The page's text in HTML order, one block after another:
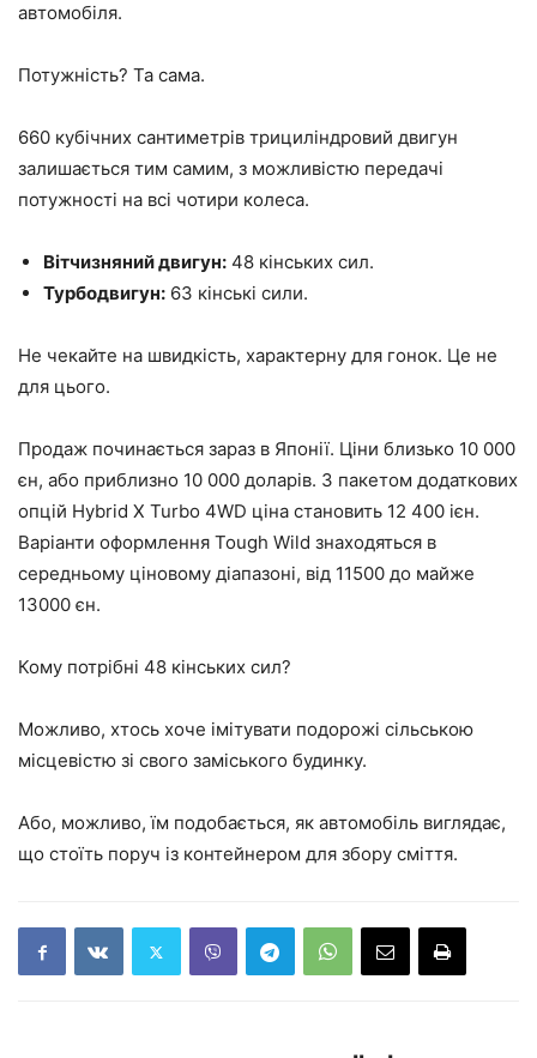
автомобіля.
Потужність? Та сама.
660 кубічних сантиметрів трициліндровий двигун
залишається тим самим, з можливістю передачі
потужності на всі чотири колеса.
Вітчизняний двигун: 48 кінських сил.
Турбодвигун: 63 кінські сили.
Не чекайте на швидкість, характерну для гонок. Це не
для цього.
Продаж починається зараз в Японії. Ціни близько 10 000
єн, або приблизно 10 000 доларів. З пакетом додаткових
опцій Hybrid X Turbo 4WD ціна становить 12 400 ієн.
Варіанти оформлення Tough Wild знаходяться в
середньому ціновому діапазоні, від 11500 до майже
13000 єн.
Кому потрібні 48 кінських сил?
Можливо, хтось хоче імітувати подорожі сільською
місцевістю зі свого заміського будинку.
Або, можливо, їм подобається, як автомобіль виглядає,
що стоїть поруч із контейнером для збору сміття.